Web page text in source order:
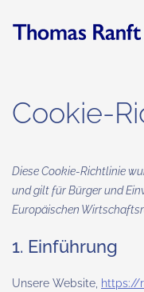
Zum
Cookie-
Diese Cookie-Richtlinie
und gilt für Bürger und
Europäischen
1. Einführung
Unsere Website, https://